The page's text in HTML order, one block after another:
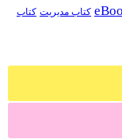
کتاب مدیریت کتاب